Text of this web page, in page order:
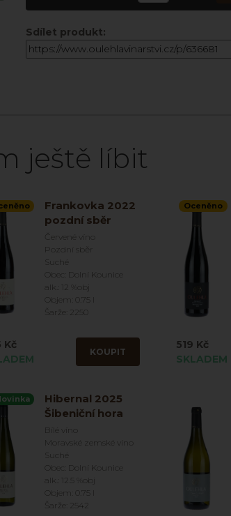
Sdílet produkt:
ještě líbit
Frankovka 2022
pozdní sběr
Červené víno
Pozdní sběr
Suché
Obec: Dolní Kounice
alk.: 12 %obj
Objem: 0.75 l
Šarže: 2250
Kč
KOUPIT
Oceněno
519 Kč
SKLADEM
Hibernal 2025
Šibeniční hora
Bílé víno
Moravské zemské víno
Suché
Obec: Dolní Kounice
alk.: 12.5 %obj
Objem: 0.75 l
Šarže: 2542